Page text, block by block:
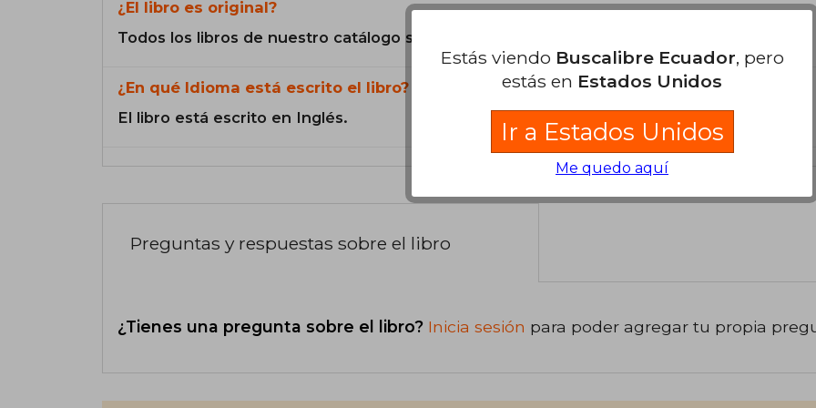
¿El libro es original?
Todos los libros de nuestro catálogo son Originales.
¿En qué Idioma está escrito el libro?
El libro está escrito en Inglés.
Preguntas y respuestas sobre el libro
¿Tienes una pregunta sobre el libro? Inicia sesión para poder agregar tu propia
Estás viendo Buscalibre Ecuador, pero
estás en Estados Unidos
Ir a Estados Unidos
Me quedo aquí